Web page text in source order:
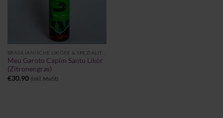
Meu Garoto Capim Santo Likör
(Zitronengras)
€30.90 (inkl. MwSt)